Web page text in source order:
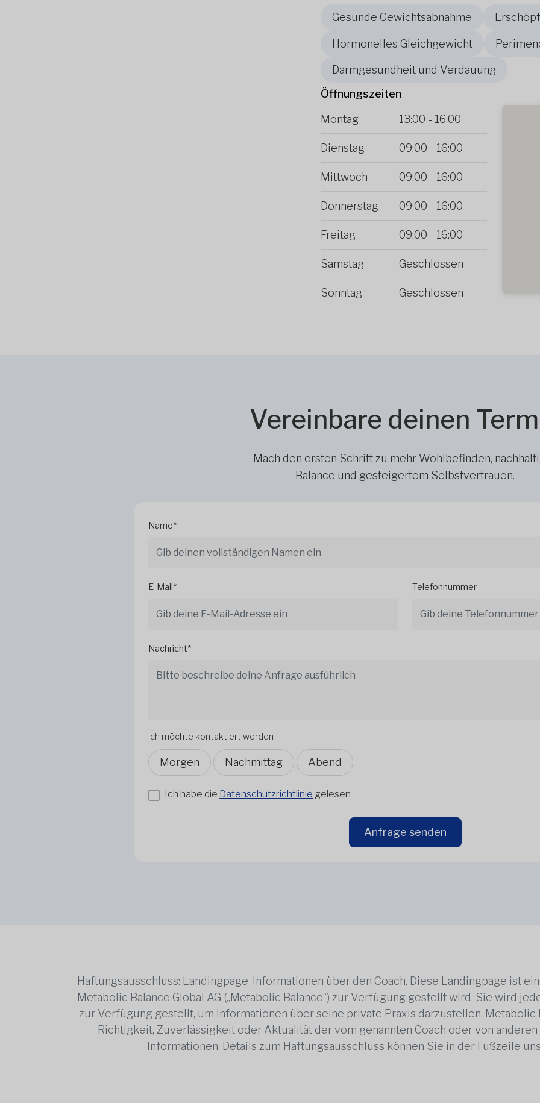
Gesunde Gewichtsabnahme
Hormonelles Gleichgewicht
Darmgesundheit und Verdauung
Öffnungszeiten
Montag
13:00 - 16:00
Dienstag 09:00 - 16:00
Mittwoch 09:00 - 16:00
Donnerstag 09:00 - 16:00
Freitag 09:00 - 16:00
Samstag Geschlossen
Sonntag Geschlossen
Vereinbare deinen
Mach den ersten Schritt zu mehr Wohlbefinden,
Balance und gesteigertem Selbstvertrauen.
Name*
E-Mail* Telefonnummer
Nachricht*
Ich möchte kontaktiert werden
Morgen Nachmittag Abend
Ich habe die Datenschutzrichtlinie gelesen
Anfrage senden
Haftungsausschluss: Landingpage-Informationen über den Coach. Diese Landingpage ist
Metabolic Balance Global AG („Metabolic Balance“) zur Verfügung gestellt wird. Sie wird
zur Verfügung gestellt, um Informationen über seine private Praxis darzustellen.
Richtigkeit, Zuverlässigkeit oder Aktualität der vom genannten Coach oder von
Informationen. Details zum Haftungsausschluss können Sie in der Fußzeile